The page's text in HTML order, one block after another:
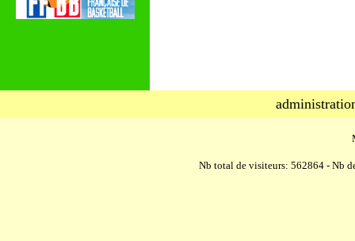
Nb total de visiteurs: 562864 - Nb